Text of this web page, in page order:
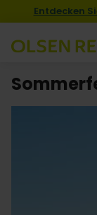
Entdecken